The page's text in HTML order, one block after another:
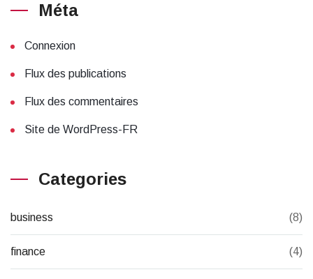
Méta
Connexion
Flux des publications
Flux des commentaires
Site de WordPress-FR
Categories
business (8)
finance (4)